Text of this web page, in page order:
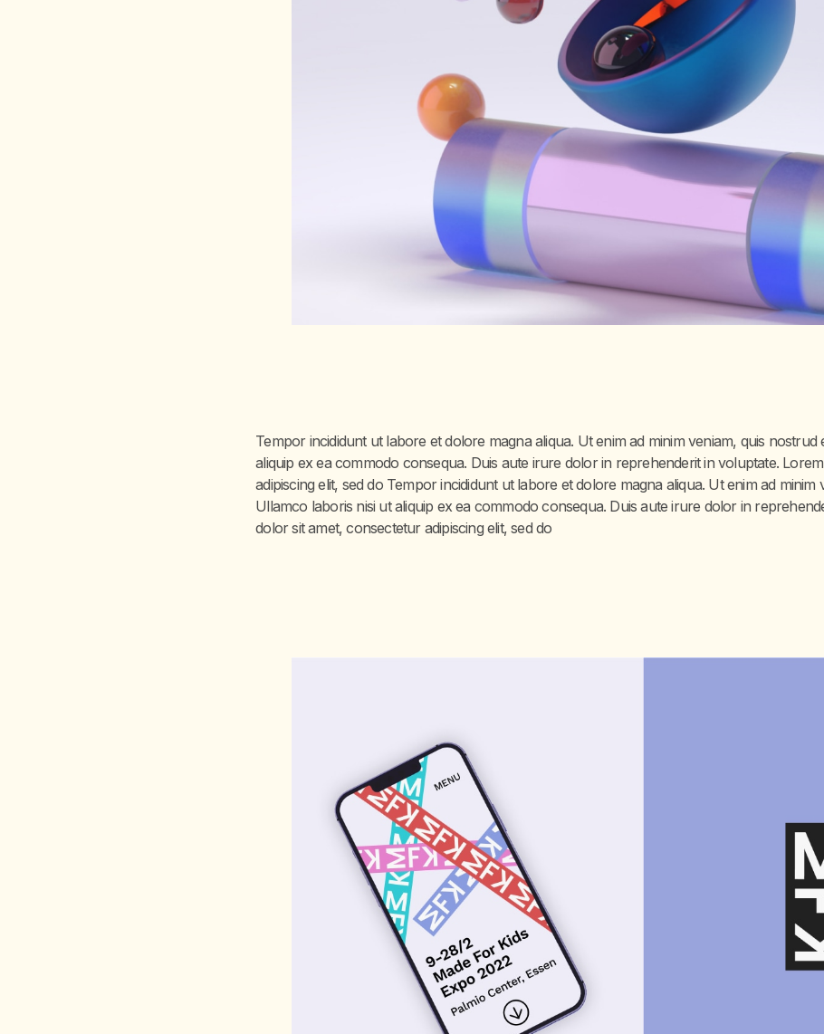
Tempor incididunt ut labore et dolore magna aliqua. Ut enim ad minim veniam, quis
aliquip ex ea commodo consequa. Duis aute irure dolor in reprehenderit in voluptate.
adipiscing elit, sed do Tempor incididunt ut labore et dolore magna aliqua. Ut enim ad
Ullamco laboris nisi ut aliquip ex ea commodo consequa. Duis aute irure dolor in
dolor sit amet, consectetur adipiscing elit, sed do